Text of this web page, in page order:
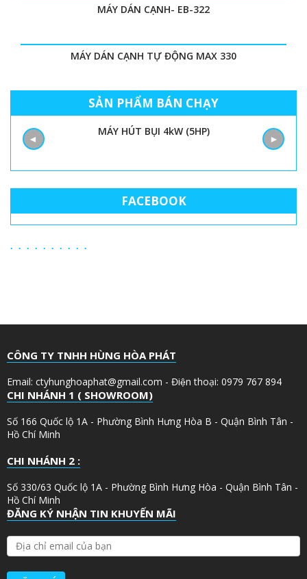
MÁY DÁN CẠNH- EB-322
MÁY DÁN CẠNH TỰ ĐỘNG MAX 330
SẢN PHẨM BÁN CHẠY
MÁY HÚT BỤI 4kW (5HP)
◄ ►
FACEBOOK
CÔNG TY TNHH HÙNG HÒA PHÁT
Email: ctyhunghoaphat@gmail.com - Điện thoại: 0979 767 894
CHI NHÁNH 1 ( SHOWROOM)
Số 166 Quốc lộ 1A - Phường Bình Hưng Hòa B - Quận Bình Tân -
Hồ Chí Minh
CHI NHÁNH 2 :
Số 330/63 Quốc lộ 1A - Phường Bình Hưng Hòa - Quận Bình Tân -
Hồ Chí Minh
ĐĂNG KÝ NHẬN TIN KHUYẾN MÃI
Đ
Ị
A